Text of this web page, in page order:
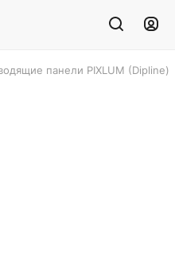
панели PIXLUM (Dipline)